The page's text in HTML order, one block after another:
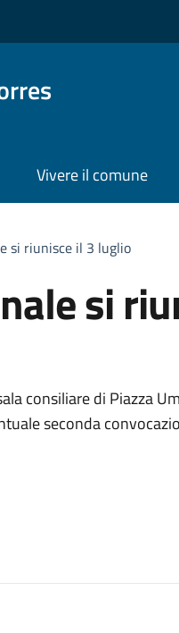
Vivere il comune
si riunisce il 3 luglio
si
consiliare di Piazza
seconda